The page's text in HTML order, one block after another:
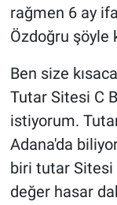
rağmen 6 ay
Özdoğru şöyle
Ben size
Tutar Sitesi C
istiyorum.
Adana'da
biri tutar Sitesi
değer hasar
Kültür
Ne demişti
Nedir
Popüler
Programlar